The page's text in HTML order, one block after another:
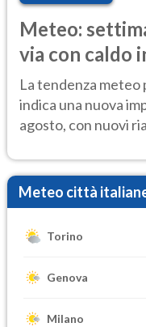
Meteo:
via con caldo
temporale
La tendenza
indica una nuova
agosto, con nuovi
Meteo città
Torino
Genova
Milano